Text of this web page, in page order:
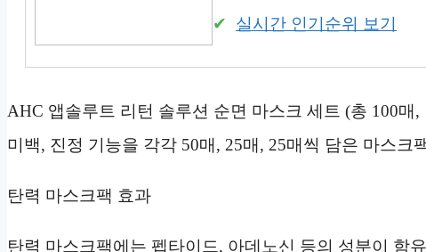
실시간 인기순위 보기
AHC 앱솔루트 리턴 솔루션 순면 마스크 세트 (총 100매
미백, 진정 기능을 각각 50매, 25매, 25매씩 담은 마스크
탄력 마스크팩 효과
탄력 마스크팩에는 펩타이드, 아데노신 등의 성분이 함